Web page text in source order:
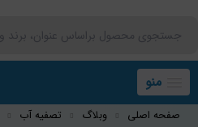
منو
صفحه اصلی وبلاگ تصفیه آب